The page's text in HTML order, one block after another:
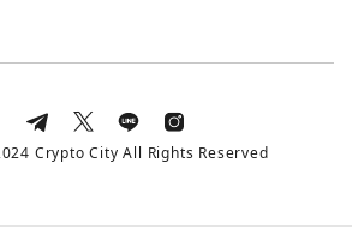
Crypto City All Rights Reserved